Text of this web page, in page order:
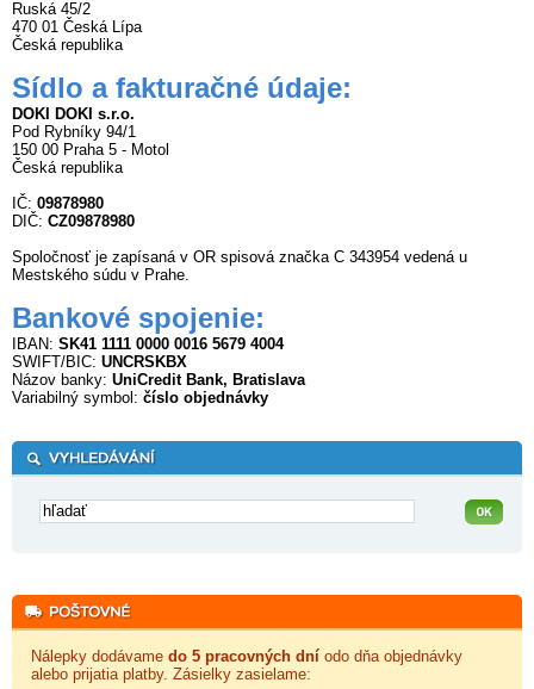
Ruská 45/2
470 01 Česká Lípa
Česká republika
Sídlo a fakturačné údaje:
DOKI DOKI s.r.o.
Pod Rybníky 94/1
150 00 Praha 5 - Motol
Česká republika
IČ: 09878980
DIČ: CZ09878980
Spoločnosť je zapísaná v OR spisová značka C 343954 vedená u
Mestského súdu v Prahe.
Bankové spojenie:
IBAN: SK41 1111 0000 0016 5679 4004
SWIFT/BIC: UNCRSKBX
Názov banky: UniCredit Bank, Bratislava
Variabilný symbol: číslo objednávky
Nálepky dodávame do 5 pracovných dní odo dňa objednávky
alebo prijatia platby. Zásielky zasielame: